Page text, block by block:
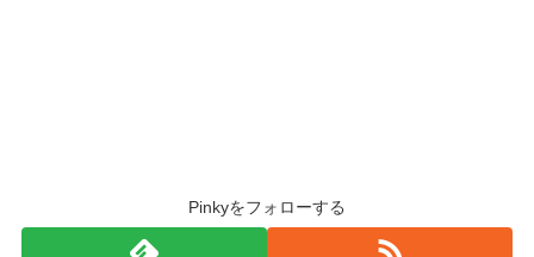
Pinkyをフォローする